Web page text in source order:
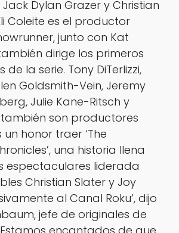
Jack Dylan Grazer y Christian
Coleite es el productor
junto con Kat
dirige los primeros
la serie. Tony DiTerlizzi,
Goldsmith-Vein, Jeremy
Julie Kane-Ritsch y
son productores
un honor traer ‘The
una historia llena
espectaculares liderada
Christian Slater y Joy
al Canal Roku’, dijo
jefe de originales de